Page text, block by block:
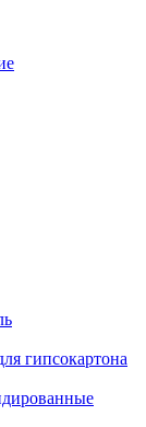
гипсокартона